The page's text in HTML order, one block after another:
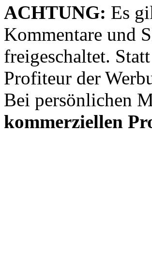
ACHTUNG: Es
Kommentare und
freigeschaltet.
Profiteur der
Bei persönlichen
kommerziellen